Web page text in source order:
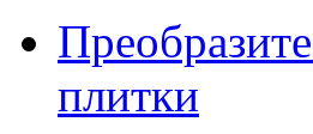
плитки